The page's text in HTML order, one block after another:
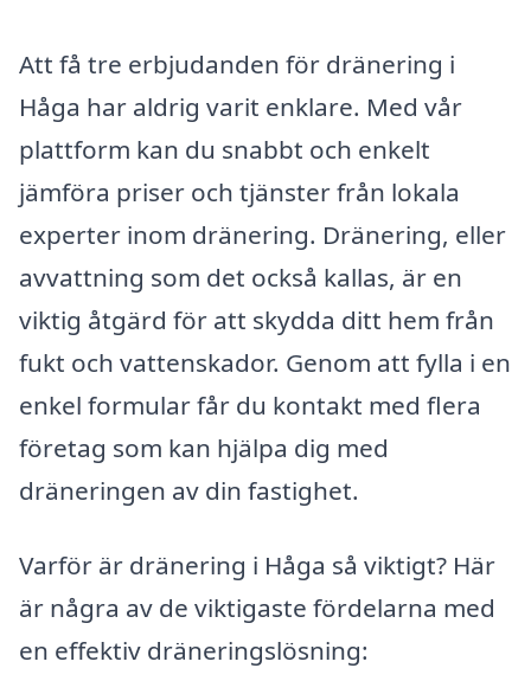
Att få tre erbjudanden för dränering i
Håga har aldrig varit enklare. Med vår
plattform kan du snabbt och enkelt
jämföra priser och tjänster från lokala
experter inom dränering. Dränering, eller
avvattning som det också kallas, är en
viktig åtgärd för att skydda ditt hem från
fukt och vattenskador. Genom att fylla i en
enkel formular får du kontakt med flera
företag som kan hjälpa dig med
dräneringen av din fastighet.
Varför är dränering i Håga så viktigt? Här
är några av de viktigaste fördelarna med
en effektiv dräneringslösning: